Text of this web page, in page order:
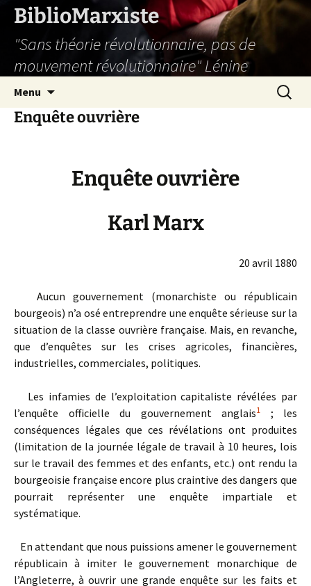
Aller
contenu
BiblioMarxiste
"Sans théorie révolutionnaire, pas de
mouvement révolutionnaire" Lénine
Menu
Enquête ouvrière
Enquête ouvrière
Karl Marx
20 avril 1880
Aucun gouvernement (monarchiste ou républicain
bourgeois) n’a osé entreprendre une enquête sérieuse sur la
situation de la classe ouvrière française. Mais, en revanche,
que d’enquêtes sur les crises agricoles, financières,
industrielles, commerciales, politiques.
Les infamies de l’exploitation capitaliste révélées par
l’enquête officielle du gouvernement anglais1
; les
conséquences légales que ces révélations ont produites
(limitation de la journée légale de travail à 10 heures, lois
sur le travail des femmes et des enfants, etc.) ont rendu la
bourgeoisie française encore plus craintive des dangers que
pourrait représenter une enquête impartiale et
systématique.
En attendant que nous puissions amener le gouvernement
républicain à imiter le gouvernement monarchique de
l’Angleterre, à ouvrir une grande enquête sur les faits et